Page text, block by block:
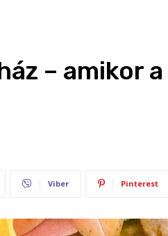
– amikor
Viber Pinterest